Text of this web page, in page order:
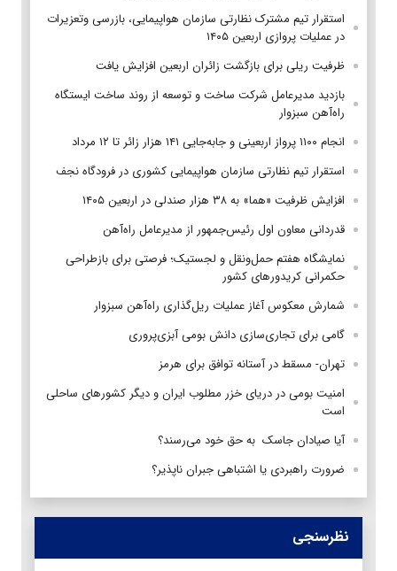
استقرار تیم مشترک نظارتی سازمان هواپیمایی، بازرسی وتعزیرات
در عملیات پروازی اربعین ۱۴۰۵
ظرفیت ریلی برای بازگشت زائران اربعین افزایش یافت
بازدید مدیرعامل شرکت ساخت و توسعه از روند ساخت ایستگاه
راه‌آهن سبزوار
انجام ۱۱۰۰ پرواز اربعینی و جابه‌جایی ۱۴۱ هزار زائر تا ۱۲ مرداد
استقرار تیم‌ نظارتی سازمان هواپیمایی کشوری در فرودگاه نجف
افزایش ظرفیت «هما» به ۳۸ هزار صندلی در اربعین ۱۴۰۵
قدردانی معاون اول رئیس‌جمهور از مدیرعامل راه‌آهن
نمایشگاه هفتم حمل‌ونقل و لجستیک؛ فرصتی برای بازطراحی
حکمرانی کریدورهای کشور
شمارش معکوس آغاز عملیات ریل‌گذاری راه‌آهن سبزوار
گامی برای تجاری‌سازی دانش بومی آبزی‌پروری
تهران- مسقط در آستانه توافق برای هرمز
امنیت بومی در دریای خزر مطلوب ایران و دیگر کشورهای ساحلی
است
آیا صیادان جاسک به حق خود می‌رسند؟
ضرورت راهبردی یا اشتباهی جبران ناپذیر؟
نظرسنجی